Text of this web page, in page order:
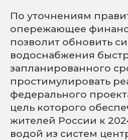
По уточнениям
опережающее
позволит обновить
водоснабжения
запланированного
простимулировать
федерального
цель которого
жителей России к
водой из систем